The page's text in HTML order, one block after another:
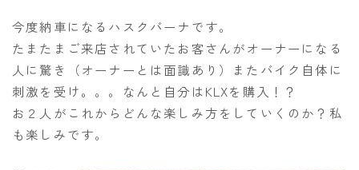
今度納車になるハスクバーナです。
たまたまご来店されていたお客さんがオーナーになる
人に驚き（オーナーとは面識あり）またバイク自体に
刺激を受け。。。なんと自分はKLXを購入！？
お２人がこれからどんな楽しみ方をしていくのか？私
も楽しみです。